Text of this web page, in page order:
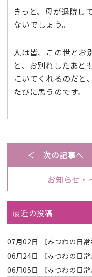
きっと、母が退院し
ないでしょう。
人は皆、この世とお
と、お別れしたあと
にいてくれるのだと
たびに思うのです。
＜ 次の記事へ
お知らせ・
最近の投稿
07月02日
【みつわの日
06月24日
【みつわの日
06月05日
【みつわの日